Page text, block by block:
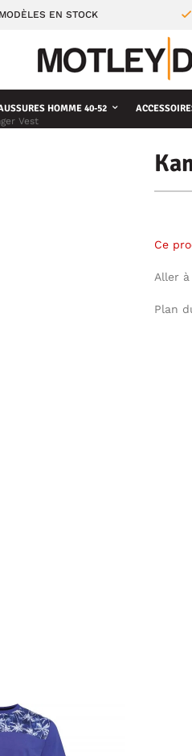
EN STOCK
HOMME 40-52
Vest
Ce
Aller
Plan